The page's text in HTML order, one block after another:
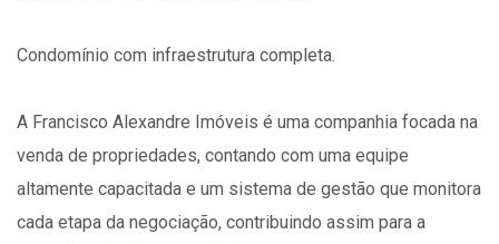
Condomínio com infraestrutura completa.
A Francisco Alexandre Imóveis é uma companhia focada na
venda de propriedades, contando com uma equipe
altamente capacitada e um sistema de gestão que monitora
cada etapa da negociação, contribuindo assim para a